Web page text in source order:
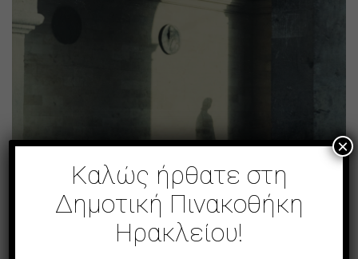
Φως και Σκιά
Καλώς ήρθατε στη
Δημοτική Πινακοθήκη
Ηρακλείου!
×